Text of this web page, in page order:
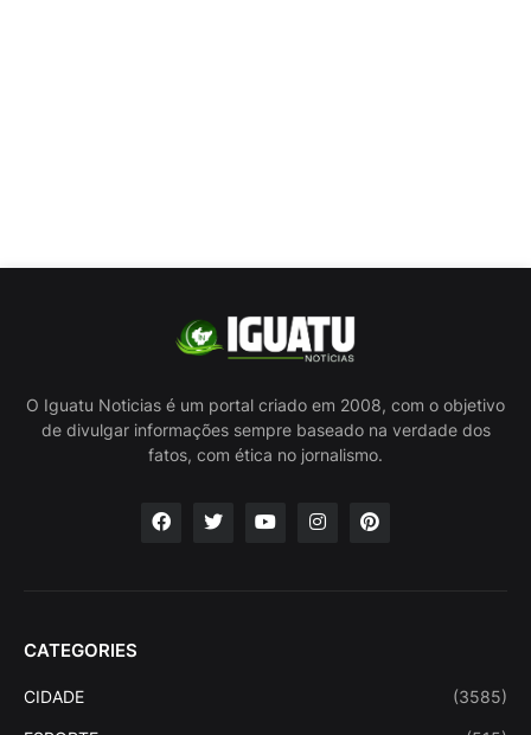
O Iguatu Noticias é um portal criado em 2008, com o objetivo
de divulgar informações sempre baseado na verdade dos
fatos, com ética no jornalismo.
CATEGORIES
CIDADE (3585)